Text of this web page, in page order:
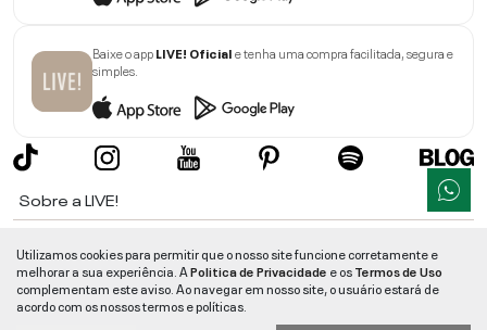
Baixe o appLIVE! Oficiale tenha uma compra facilitada, segura e
simples.
Sobre a LIVE!
Informações
Utilizamos cookies para permitir que o nosso site funcione corretamente e
melhorar a sua experiência. APolitica de Privacidade e osTermos de Uso
complementam este aviso. Ao navegar em nosso site, o usuário estará de
acordo com os nossos termos e políticas.